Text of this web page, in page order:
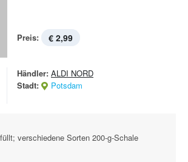
Preis: € 2,99
Händler: ALDI NORD
Stadt:
Potsdam
verschiedene Sorten 200-g-Schale